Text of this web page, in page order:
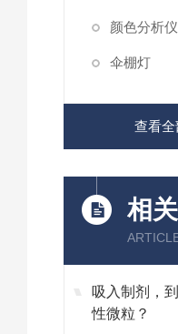
颜色分析仪
伞棚灯
查看
相
吸入制剂，
性微粒？